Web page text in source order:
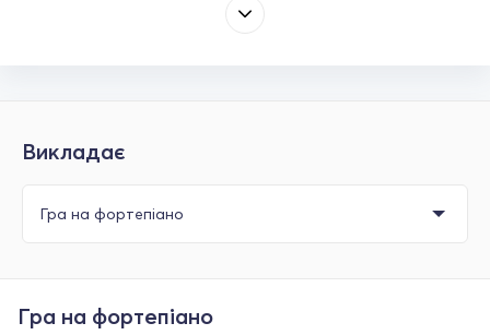
Викладає
Гра на фортепіано